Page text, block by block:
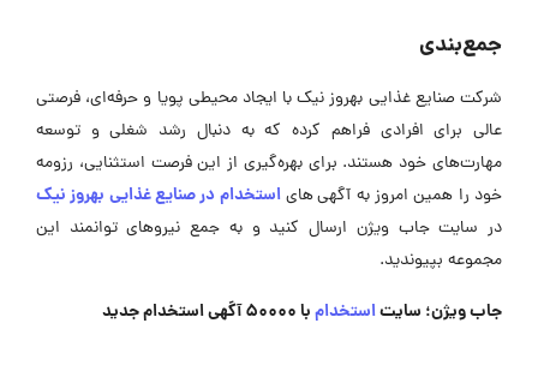
جمع‌بندی
شرکت صنایع غذایی بهروز نیک با ایجاد محیطی پویا و حرفه‌ای، فرصتی
عالی برای افرادی فراهم کرده که به دنبال رشد شغلی و توسعه
مهارت‌های خود هستند. برای بهره‌گیری از این فرصت استثنایی، رزومه
خود را همین امروز به آگهی‌هایاستخدام در صنایع غذایی بهروز نیک
در سایت جاب ویژن ارسال کنید و به جمع نیروهای توانمند این
مجموعه بپیوندید.
جاب ویژن؛ سایتاستخدامبا 50000 آگهی استخدام جدید